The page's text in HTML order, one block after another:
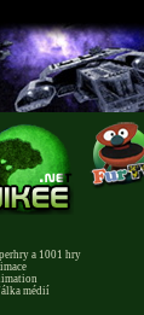
a 1001 hry
médií